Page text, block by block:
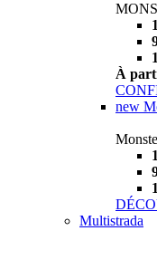
À
new
Multistrada